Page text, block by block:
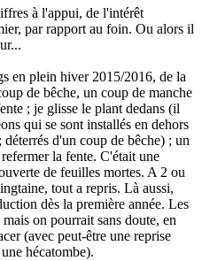
à l'appui, de l'intérêt
par rapport au foin. Ou alors il
en plein hiver 2015/2016, de la
de bêche, un coup de manche
; je glisse le plant dedans (il
qui se sont installés en dehors
d'un coup de bêche) ; un
la fente. C'était une
de feuilles mortes. A 2 ou
tout a repris. Là aussi,
dès la première année. Les
on pourrait sans doute, en
(avec peut-être une reprise
hécatombe).